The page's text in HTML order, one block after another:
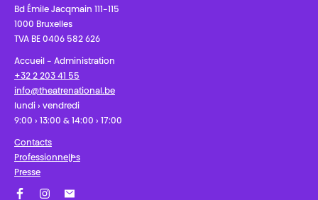
Bd Émile Jacqmain 111-115
1000 Bruxelles
TVA BE 0406 582 626
Accueil - Administration
+32 2 203 41 55
info@theatrenational.be
lundi › vendredi
9:00 › 13:00 & 14:00 › 17:00
Contacts
Professionnel·les
Presse